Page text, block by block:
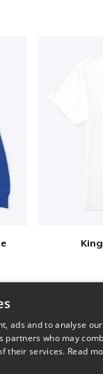
ads and to analyse
who may
their services. Read